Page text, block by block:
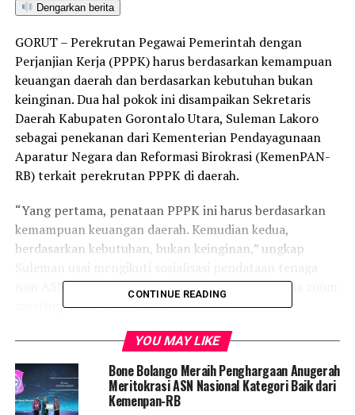
Dengarkan berita
GORUT – Perekrutan Pegawai Pemerintah dengan
Perjanjian Kerja (PPPK) harus berdasarkan kemampuan
keuangan daerah dan berdasarkan kebutuhan bukan
keinginan. Dua hal pokok ini disampaikan Sekretaris
Daerah Kabupaten Gorontalo Utara, Suleman Lakoro
sebagai penekanan dari Kementerian Pendayagunaan
Aparatur Negara dan Reformasi Birokrasi (KemenPAN-
RB) terkait perekrutan PPPK di daerah.
“Yang pertama, penataan PPPK ini harus berdasarkan
kemampuan keuangan daerah. Kemudian kedua,
berdasarkan kebutuhan, bukan keinginan,” ungkap
non ASN yang diselenggarakan KemenPAN-RB via zoom
meeting, Rabu (24/8/2022).
Dan berdasarkan data yang diminta KemenPAN-RB
sebelumnya, kata Suleman, Pemkab Gorut hanya
mengajukan 300 formasi dan itu sudah sesuai analisis
jabatan (Anjab) dan Analisis Beban Kerja (ABK).
CONTINUE READING
YOU MAY LIKE
Bone Bolango Meraih Penghargaan Anugerah
Meritokrasi ASN Nasional Kategori Baik dari
Kemenpan-RB